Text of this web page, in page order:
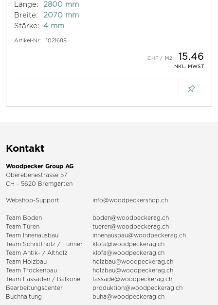
Länge:
2800 mm
Breite:
2070 mm
Stärke:
4 mm
Artikel-Nr: 1021688
15.46
INKL. MWST
Kontakt
Woodpecker Group AG
Oberebenestrasse 57
CH - 5620 Bremgarten
Webshop-Support info@woodpeckershop.ch
Team Boden
boden@woodpeckerag.ch
Team Türen
tueren@woodpeckerag.ch
Team Innenausbau
innenausbau@woodpeckerag.ch
Team Schnittholz / Furnier
klofa@woodpeckerag.ch
Team Antik- / Altholz
klofa@woodpeckerag.ch
Team Holzbau
holzbau@woodpeckerag.ch
Team Trockenbau
holzbau@woodpeckerag.ch
Team Fassaden / Balkone
fassade@woodpeckerag.ch
Bearbeitungscenter
produktion@woodpeckerag.ch
Buchhaltung
buha@woodpeckerag.ch